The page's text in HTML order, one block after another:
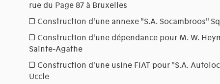
rue du Page 87 à Bruxelles
Construction d'une annexe "S.A. Socambroos"
Construction d'une dépendance pour M. W.
Sainte-Agathe
Construction d'une usine FIAT pour "S.A.
Uccle